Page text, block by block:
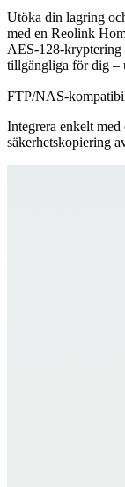
Utöka din lagring
med en Reolink
AES-128-kryptering
tillgängliga för dig –
FTP/NAS-
Integrera enkelt
säkerhetskopiering